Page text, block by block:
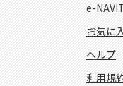
e-
お気に
ヘルプ
利用規